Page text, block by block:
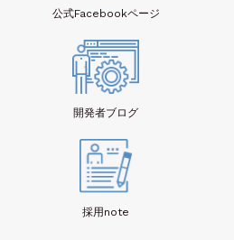
公式Facebookページ
開発者ブログ
採用note